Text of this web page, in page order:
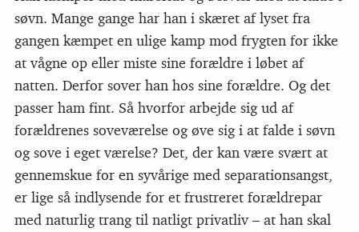
søvn. Mange gange har han i skæret af lyset fra
gangen kæmpet en ulige kamp mod frygten for ikke
at vågne op eller miste sine forældre i løbet af
natten. Derfor sover han hos sine forældre. Og det
passer ham fint. Så hvorfor arbejde sig ud af
forældrenes soveværelse og øve sig i at falde i søvn
og sove i eget værelse? Det, der kan være svært at
gennemskue for en syvårige med separationsangst,
er lige så indlysende for et frustreret forældrepar
med naturlig trang til natligt privatliv – at han skal